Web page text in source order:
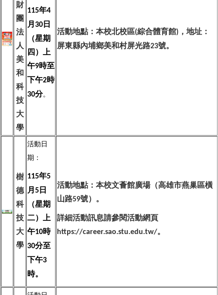
財
團
法
人
美
和
科
技
大
學
115年4
月 30 日
（星期
四）上
午9時至
下午2時
30分。
活動地點：本校北校區(綜合體育館) ，地址：
屏東縣內埔鄉美和村屏光路23號。
樹
德
科
技
大
學
活動日
期：
115年5
月 5 日
（星期
二）上
午10時
30分至
下午3
時。
活動地點：本校文薈館廣場（高雄市燕巢區橫
山路59號）。
詳細活動訊息請參閱活動網頁
https://career.sao.stu.edu.tw/。